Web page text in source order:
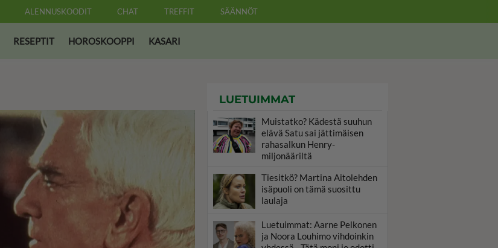
ALENNUSKOODIT CHAT TREFFIT SÄÄNNÖT
RESEPTIT HOROSKOOPPI KASARI
LUETUIMMAT
Muistatko? Kädestä suuhun
elävä Satu sai jättimäisen
rahasalkun Henry-
miljonääriltä
Tiesitkö? Martina Aitolehden
isäpuoli on tämä suosittu
laulaja
Luetuimmat: Aarne Pelkonen
ja Noora Louhimo vihdoinkin